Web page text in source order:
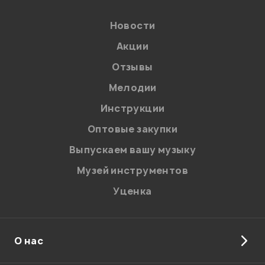
Новости
Акции
Отзывы
Мелодии
Инструкции
Оптовые закупки
Выпускаем вашу музыку
Музей инструментов
Уценка
О нас